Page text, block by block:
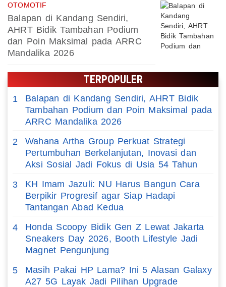
OTOMOTIF
Balapan di Kandang Sendiri,
AHRT Bidik Tambahan Podium
dan Poin Maksimal pada ARRC
Mandalika 2026
TERPOPULER
1
Balapan di Kandang Sendiri, AHRT Bidik
Tambahan Podium dan Poin Maksimal pada
ARRC Mandalika 2026
2
Wahana Artha Group Perkuat Strategi
Pertumbuhan Berkelanjutan, Inovasi dan
Aksi Sosial Jadi Fokus di Usia 54 Tahun
3
KH Imam Jazuli: NU Harus Bangun Cara
Berpikir Progresif agar Siap Hadapi
Tantangan Abad Kedua
4
Honda Scoopy Bidik Gen Z Lewat Jakarta
Sneakers Day 2026, Booth Lifestyle Jadi
Magnet Pengunjung
5
Masih Pakai HP Lama? Ini 5 Alasan Galaxy
A27 5G Layak Jadi Pilihan Upgrade